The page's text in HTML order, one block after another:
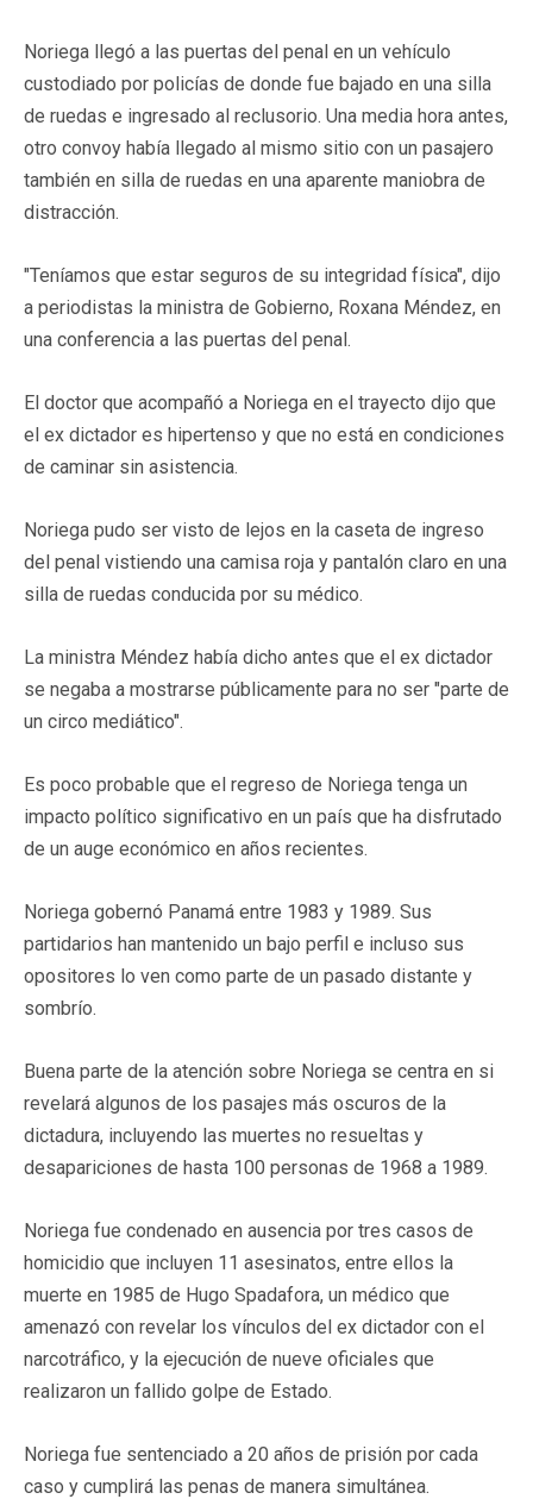
Noriega llegó a las puertas del penal en un vehículo
custodiado por policías de donde fue bajado en una silla
de ruedas e ingresado al reclusorio. Una media hora antes,
otro convoy había llegado al mismo sitio con un pasajero
también en silla de ruedas en una aparente maniobra de
distracción.
"Teníamos que estar seguros de su integridad física", dijo
a periodistas la ministra de Gobierno, Roxana Méndez, en
una conferencia a las puertas del penal.
El doctor que acompañó a Noriega en el trayecto dijo que
el ex dictador es hipertenso y que no está en condiciones
de caminar sin asistencia.
Noriega pudo ser visto de lejos en la caseta de ingreso
del penal vistiendo una camisa roja y pantalón claro en una
silla de ruedas conducida por su médico.
La ministra Méndez había dicho antes que el ex dictador
se negaba a mostrarse públicamente para no ser "parte de
un circo mediático".
Es poco probable que el regreso de Noriega tenga un
impacto político significativo en un país que ha disfrutado
de un auge económico en años recientes.
Noriega gobernó Panamá entre 1983 y 1989. Sus
partidarios han mantenido un bajo perfil e incluso sus
opositores lo ven como parte de un pasado distante y
sombrío.
Buena parte de la atención sobre Noriega se centra en si
revelará algunos de los pasajes más oscuros de la
dictadura, incluyendo las muertes no resueltas y
desapariciones de hasta 100 personas de 1968 a 1989.
Noriega fue condenado en ausencia por tres casos de
homicidio que incluyen 11 asesinatos, entre ellos la
muerte en 1985 de Hugo Spadafora, un médico que
amenazó con revelar los vínculos del ex dictador con el
narcotráfico, y la ejecución de nueve oficiales que
realizaron un fallido golpe de Estado.
Noriega fue sentenciado a 20 años de prisión por cada
caso y cumplirá las penas de manera simultánea.